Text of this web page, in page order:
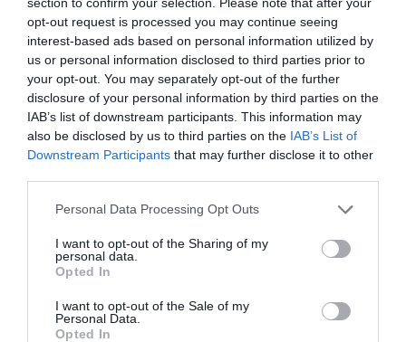
opt-out request is processed you may continue seeing
interest-based ads based on personal information utilized by
us or personal information disclosed to third parties prior to
your opt-out. You may separately opt-out of the further
disclosure of your personal information by third parties on the
IAB’s list of downstream participants. This information may
also be disclosed by us to third parties on the IAB’s List of
Downstream Participants that may further disclose it to other
Please note that this website/app uses one or more Google
not limited to your visit or usage behaviour. You may click to
grant or deny consent to Google and its third-party tags to
use your data for below specified purposes in below Google
consent section.
Personal Data Processing Opt Outs
I want to opt-out of the Sharing of my
personal data.
Opted In
I want to opt-out of the Sale of my
Personal Data.
Opted In
Το γουργούρισμα της κοιλιάς δεν
σημαίνει πάντα πείνα – Τι συμβαίνει
πραγματικά στο έντερο